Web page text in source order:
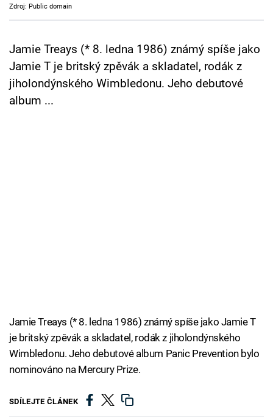
Cool Esport
Pořady
TV Program
Sledujte prima+
Zdroj: Public domain
Jamie Treays (* 8. ledna 1986) známý spíše jako
Jamie T je britský zpěvák a skladatel, rodák z
jiholondýnského Wimbledonu. Jeho debutové
album ...
Jamie Treays (* 8. ledna 1986) známý spíše jako Jamie T
je britský zpěvák a skladatel, rodák z jiholondýnského
Wimbledonu. Jeho debutové album Panic Prevention bylo
nominováno na Mercury Prize.
SDÍLEJTE ČLÁNEK